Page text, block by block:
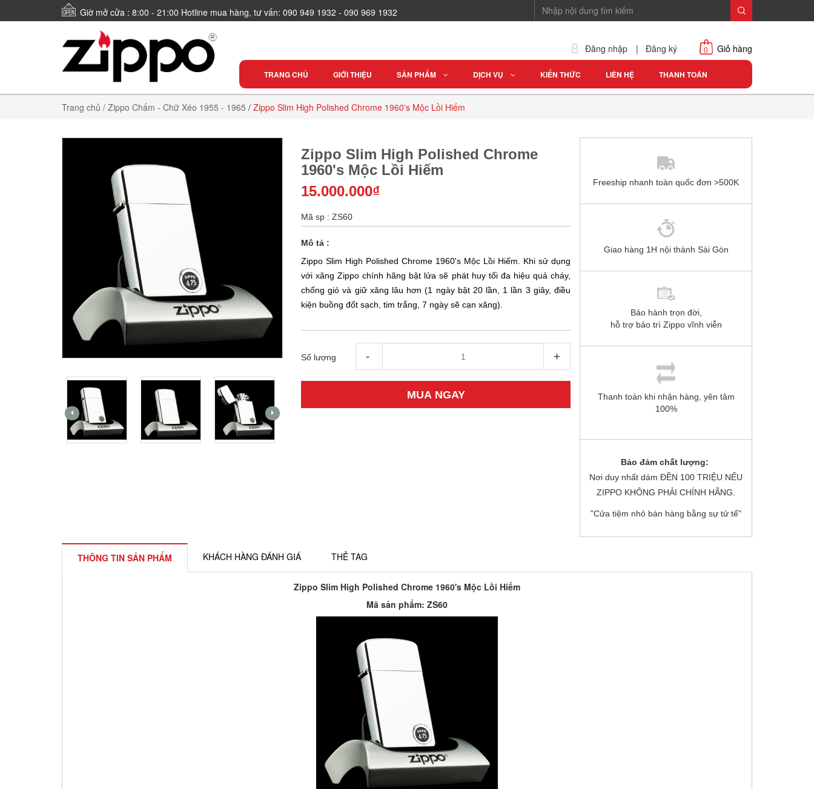
Giờ mở cửa : 8:00 - 21:00 Hotline mua hàng, tư vấn: 090 949 1932 - 090 969 1932
Đăng nhập | Đăng ký Giỏ hàng
0
TRANG CHỦ GIỚI THIỆU SẢN PHẨM DỊCH VỤ KIẾN THỨC LIÊN HỆ THANH TOÁN
Trang chủ / Zippo Chấm - Chữ Xéo 1955 - 1965 / Zippo Slim High Polished Chrome 1960's Mộc Lồi Hiếm
Zippo Slim High Polished Chrome
1960's Mộc Lồi Hiếm
15.000.000₫
Mã sp : ZS60
Mô tả :
Zippo Slim High Polished Chrome 1960's Mộc Lồi Hiếm. Khi sử dụng
với xăng Zippo chính hãng bật lửa sẽ phát huy tối đa hiệu quả cháy,
chống gió và giữ xăng lâu hơn (1 ngày bật 20 lần, 1 lần 3 giây, điều
kiện buồng đốt sạch, tim trắng, 7 ngày sẽ cạn xăng).
Số lượng - +
MUA NGAY
Freeship nhanh toàn quốc đơn >500K
Giao hàng 1H nội thành Sài Gòn
Bảo hành trọn đời,
hỗ trợ bảo trì Zippo vĩnh viễn
Thanh toán khi nhận hàng, yên tâm
100%
Bảo đảm chất lượng:
Nơi duy nhất dám ĐỀN 100 TRIỆU NẾU
ZIPPO KHÔNG PHẢI CHÍNH HÃNG.
"Cửa tiệm nhỏ bán hàng bằng sự tử tế"
THÔNG TIN SẢN PHẨM KHÁCH HÀNG ĐÁNH GIÁ THẺ TAG
Zippo Slim High Polished Chrome 1960's Mộc Lồi Hiếm
Mã sản phẩm: ZS60